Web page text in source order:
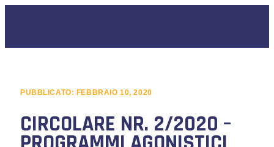
PUBBLICATO: FEBBRAIO 10, 2020
CIRCOLARE NR. 2/2020 –